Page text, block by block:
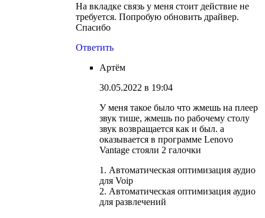
На вкладке связь у меня стоит действие не
требуется. Попробую обновить драйвер.
Спасибо
Ответить
Артём
30.05.2022 в 19:04
У меня такое было что жмешь на плеер
звук тише, жмешь по рабочему столу
звук возвращается как и был. а
оказывается в программе Lenovo
Vantage стояли 2 галочки
1. Автоматическая оптимизация аудио
для Voip
2. Автоматическая оптимизация аудио
для развлечений